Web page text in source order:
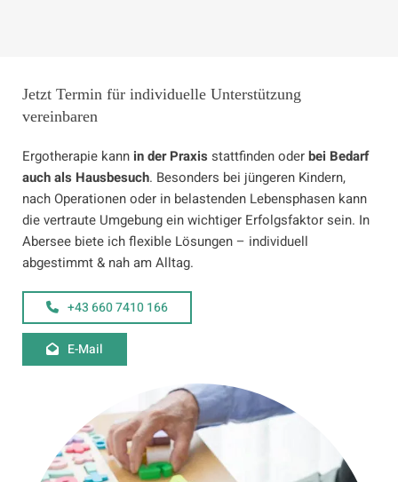
Jetzt Termin für individuelle Unterstützung
vereinbaren
Ergotherapie kann in der Praxis stattfinden oderbei Bedarf
auch als Hausbesuch. Besonders bei jüngeren Kindern,
nach Operationen oder in belastenden Lebensphasen kann
die vertraute Umgebung ein wichtiger Erfolgsfaktor sein. In
Abersee biete ich flexible Lösungen – individuell
abgestimmt & nah am Alltag.
+43 660 7410 166
E-Mail